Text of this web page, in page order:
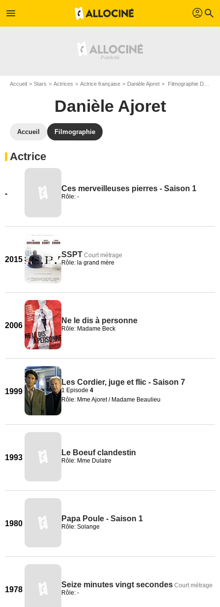
menu profil search
Accueil Stars Actrices Actrice française Danièle Ajoret Filmographie Danièle Ajoret
Danièle Ajoret
Accueil Filmographie
Actrice
-
Ces merveilleuses pierres - Saison 1
Rôle: -
2015
SSPT Court métrage
Rôle: la grand mère
2006
Ne le dis à personne
Rôle: Madame Beck
1999
Les Cordier, juge et flic - Saison 7
1 Episode 4
Rôle: Mme Ajoret / Madame Beaulieu
1993
Le Boeuf clandestin
Rôle: Mme Dulatre
1980
Papa Poule - Saison 1
Rôle: Solange
1978
Seize minutes vingt secondes Court métrage
Rôle: -